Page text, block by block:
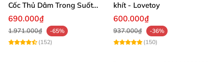
Cốc Thủ Dâm Trong Suốt
4D Xoắn Ốc
690.000₫
1.971.000₫
-65%
(152)
khít - Lovetoy
600.000₫
937.000₫
-36%
(150)